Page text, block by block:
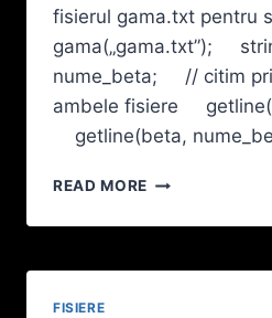
fisierul gama.txt
gama(„gama.txt”);
nume_beta; // citim
ambele fisiere
getline(beta,
READ MORE FIŞIERELE
ALFA.TXT
BETA.TXT
FISIERE